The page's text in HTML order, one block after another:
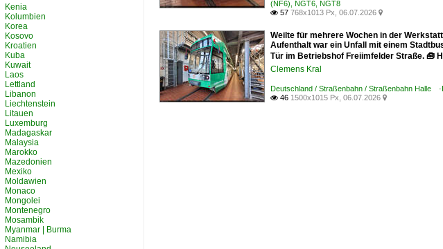
(NF6), NGT6, NGT8
 57 768x1013 Px, 06.07.2026 
Weilte für mehrere Wochen in der
Aufenthalt war ein Unfall mit einem
Tür im Betriebshof Freiimfelder Straße. 🧰
Clemens Kral
Deutschland / Straßenbahn / Straßenbahn Halle
 46 1500x1015 Px, 06.07.2026 
Kenia
Kolumbien
Korea
Kosovo
Kroatien
Kuba
Kuwait
Laos
Lettland
Libanon
Liechtenstein
Litauen
Luxemburg
Madagaskar
Malaysia
Marokko
Mazedonien
Mexiko
Moldawien
Monaco
Mongolei
Montenegro
Mosambik
Myanmar | Burma
Namibia